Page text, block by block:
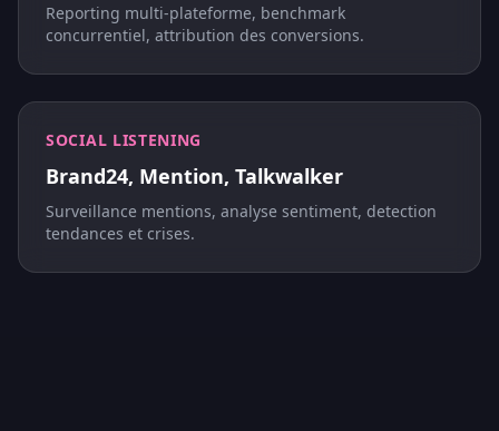
Reporting multi-plateforme, benchmark
concurrentiel, attribution des conversions.
SOCIAL LISTENING
Brand24, Mention, Talkwalker
Surveillance mentions, analyse sentiment, detection
tendances et crises.